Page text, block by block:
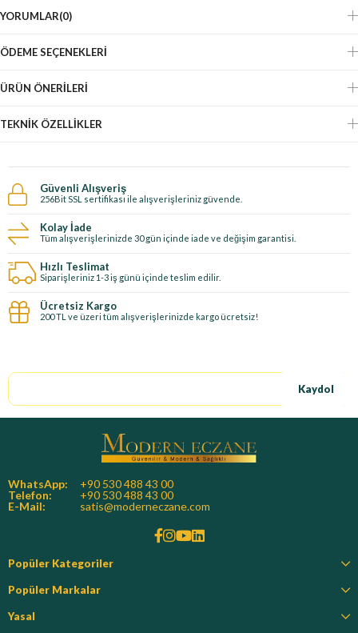
YORUMLAR(0)
ÖDEME SEÇENEKLERI
ÜRÜN ÖNERILERI
TEKNIK ÖZELLIKLER
Güvenli Alışveriş
256Bit SSL sertifikası ile alışverişleriniz güvende.
Kolay İade
Tüm alışverişlerinizde 30 gün içinde iade ve değişim garantisi.
Hızlı Teslimat
Siparişleriniz 1-3 iş günü içinde teslim edilir.
Ücretsiz Kargo
200 TL ve üzeri tüm alışverişlerinizde kargo ücretsiz!
Kaydol
WhatsApp:
+90 530 488 43 00
Telefon:
+90 530 488 43 00
E-Mail:
satis@moderneczane.com
Popüler Kategoriler
Popüler Markalar
Yasal